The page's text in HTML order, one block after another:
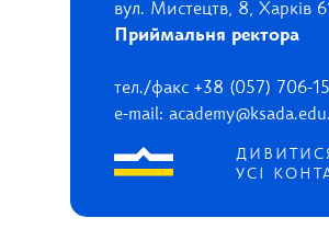
вул. Мистецтв, 8, Харків
Приймальня ректора
тел./факс +38 (057) 706-
e-mail:
УСІ